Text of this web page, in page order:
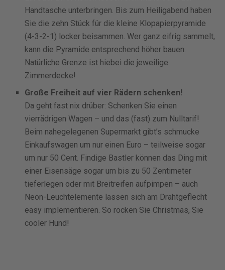
Handtasche unterbringen. Bis zum Heiligabend haben
Sie die zehn Stück für die kleine Klopapierpyramide
(4-3-2-1) locker beisammen. Wer ganz eifrig sammelt,
kann die Pyramide entsprechend höher bauen.
Natürliche Grenze ist hiebei die jeweilige
Zimmerdecke!
Große Freiheit auf vier Rädern schenken!
Da geht fast nix drüber: Schenken Sie einen
vierrädrigen Wagen – und das (fast) zum Nulltarif!
Beim nahegelegenen Supermarkt gibt’s schmucke
Einkaufswagen um nur einen Euro – teilweise sogar
um nur 50 Cent. Findige Bastler können das Ding mit
einer Eisensäge sogar um bis zu 50 Zentimeter
tieferlegen oder mit Breitreifen aufpimpen – auch
Neon-Leuchtelemente lassen sich am Drahtgeflecht
easy implementieren. So rocken Sie Christmas, Sie
cooler Hund!